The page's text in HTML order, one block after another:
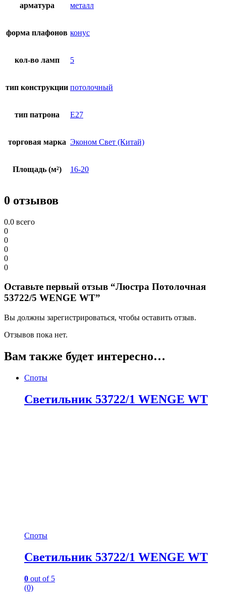
арматура металл
форма плафонов конус
кол-во ламп 5
тип конструкции потолочный
тип патрона E27
торговая марка Эконом Свет (Китай)
Площадь (м²) 16-20
0 отзывов
0.0 всего
0
0
0
0
0
Оставьте первый отзыв “Люстра Потолочная
53722/5 WENGE WT”
Вы должны зарегистрироваться, чтобы оставить отзыв.
Отзывов пока нет.
Вам также будет интересно…
Споты
Светильник 53722/1 WENGE WT
Споты
Светильник 53722/1 WENGE WT
0 out of 5
(0)